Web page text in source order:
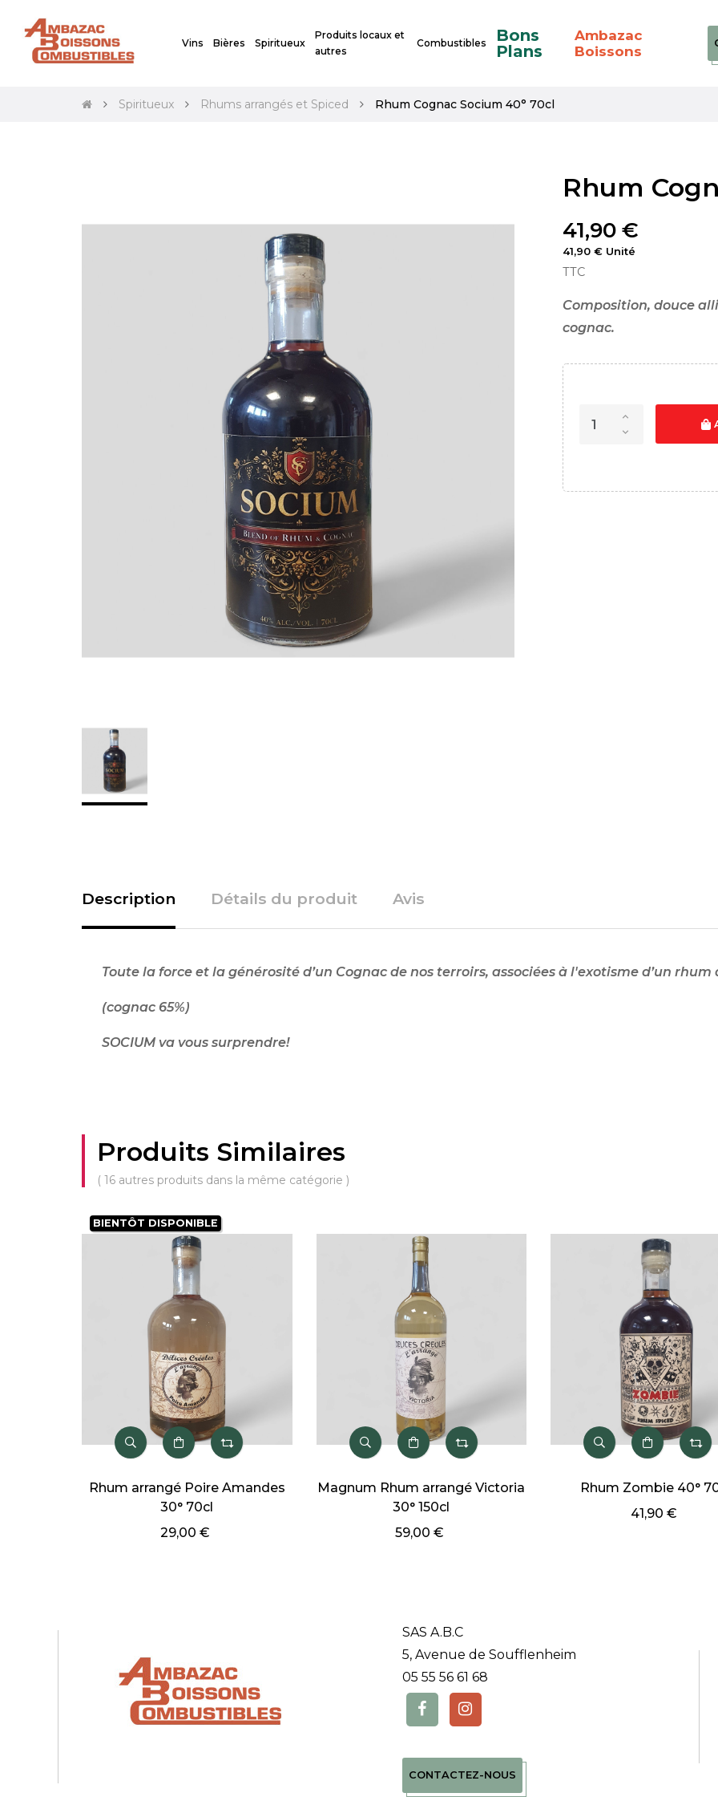
Vins Bières Spiritueux
Produits locaux et
autres
Combustibles
Bons
Plans
Ambazac
Boissons
Spiritueux Rhums arrangés et Spiced Rhum Cognac Socium 40° 70cl
Rhum
41,90 €
41,90 € Unité
TTC
Composition, douce
cognac.
Description Détails du produit Avis
Toute la force et la générosité d’un Cognac de nos terroirs, associées à l'exotisme d’un rhum
(cognac 65%)
SOCIUM va vous surprendre!
Produits Similaires
( 16 autres produits dans la même catégorie )
Magnum Rhum arrangé Victoria
Rhum Zombie 40° 70cl
Rhum arrangé Banane Vanille
SAS A.B.C
5, Avenue de Soufflenheim
05 55 56 61 68
CONTACTEZ-NOUS